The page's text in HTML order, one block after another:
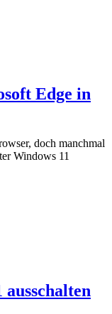
Edge in
doch manchmal
Windows 11